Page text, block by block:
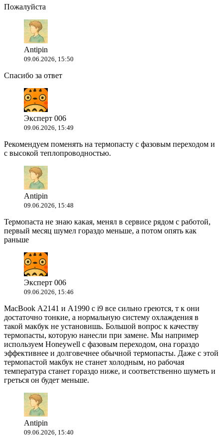
Пожалуйста
Antipin
09.06.2026, 15:50
Спасибо за ответ
Эксперт 006
09.06.2026, 15:49
Рекомендуем поменять на термопасту с фазовым переходом и
с высокой теплопроводностью.
Antipin
09.06.2026, 15:48
Термопаста не знаю какая, менял в сервисе рядом с работой,
первый месяц шумел гораздо меньше, а потом опять как
раньше
Эксперт 006
09.06.2026, 15:46
MacBook A2141 и A1990 с i9 все сильно греются, т к они
достаточно тонкие, а нормальную систему охлаждения в
такой макбук не установишь. Большой вопрос к качеству
термопасты, которую нанесли при замене. Мы например
используем Honeywell с фазовым переходом, она гораздо
эффективнее и долговечнее обычной термопасты. Даже с этой
термопастой макбук не станет холодным, но рабочая
температура станет гораздо ниже, и соответственно шуметь и
греться он будет меньше.
Antipin
09.06.2026, 15:40